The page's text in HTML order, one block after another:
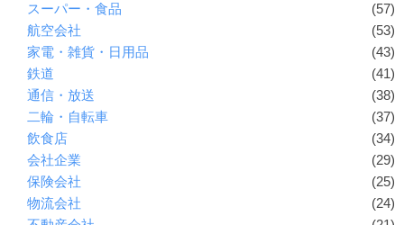
スーパー・食品
(57)
航空会社
(53)
家電・雑貨・日用品
(43)
鉄道
(41)
通信・放送
(38)
二輪・自転車
(37)
飲食店
(34)
会社企業
(29)
保険会社
(25)
物流会社
(24)